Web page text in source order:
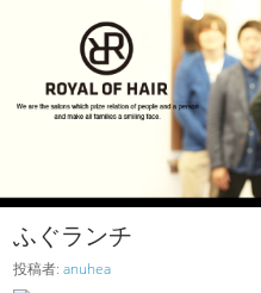
ふぐランチ
投稿者:anuhea